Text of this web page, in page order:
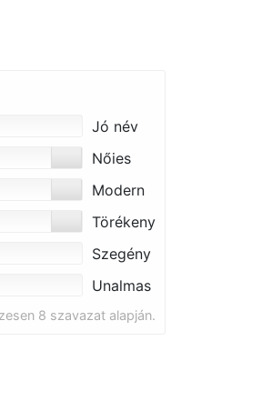
Jó név
Nőies
Modern
Törékeny
Szegény
Unalmas
8 szavazat alapján.